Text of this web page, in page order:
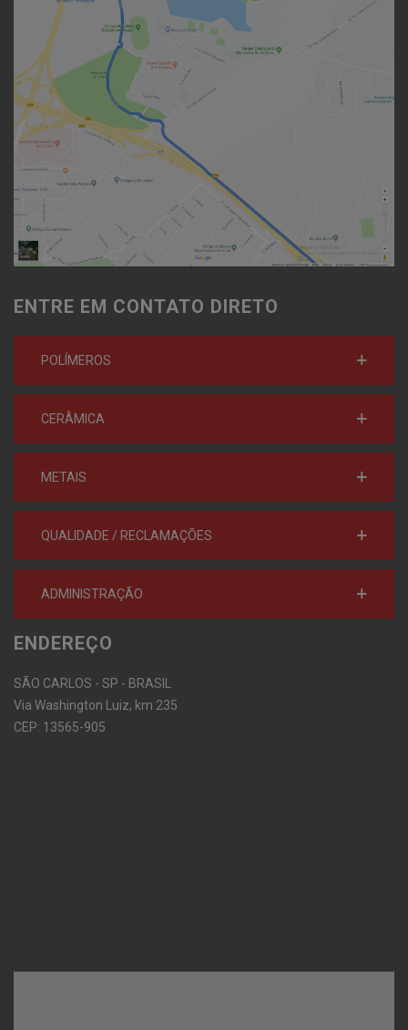
ENTRE EM CONTATO DIRETO
POLÍMEROS
CERÂMICA
METAIS
QUALIDADE / RECLAMAÇÕES
ADMINISTRAÇÃO
ENDEREÇO
SÃO CARLOS - SP - BRASIL
Via Washington Luiz, km 235
CEP: 13565-905